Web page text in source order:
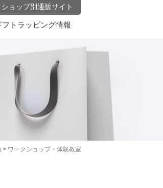
ショップ別通販サイト
フトラッピング情報
> ワークショップ・体験教室